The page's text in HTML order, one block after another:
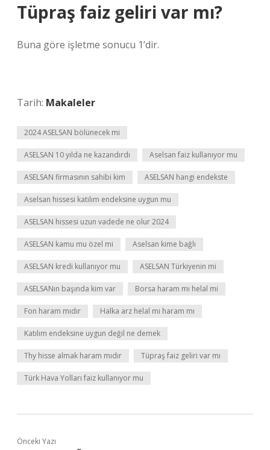
Tüpraş faiz geliri var mı?
Buna göre işletme sonucu 1’dir.
Tarih: Makaleler
2024 ASELSAN bölünecek mi
ASELSAN 10 yılda ne kazandırdı Aselsan faiz kullanıyor mu
ASELSAN firmasının sahibi kim ASELSAN hangi endekste
Aselsan hissesi katılım endeksine uygun mu
ASELSAN hissesi uzun vadede ne olur 2024
ASELSAN kamu mu özel mi Aselsan kime bağlı
ASELSAN kredi kullanıyor mu ASELSAN Türkiyenin mi
ASELSANın başında kim var Borsa haram mı helal mi
Fon haram mıdır Halka arz helal mi haram mı
Katılım endeksine uygun değil ne demek
Thy hisse almak haram mıdır Tüpraş faiz geliri var mı
Türk Hava Yolları faiz kullanıyor mu
Önceki Yazı